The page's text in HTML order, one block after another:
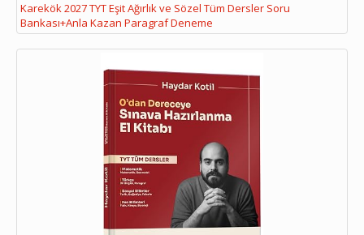
Karekök 2027 TYT Eşit Ağırlık ve Sözel Tüm Dersler Soru
Bankası+Anla Kazan Paragraf Deneme